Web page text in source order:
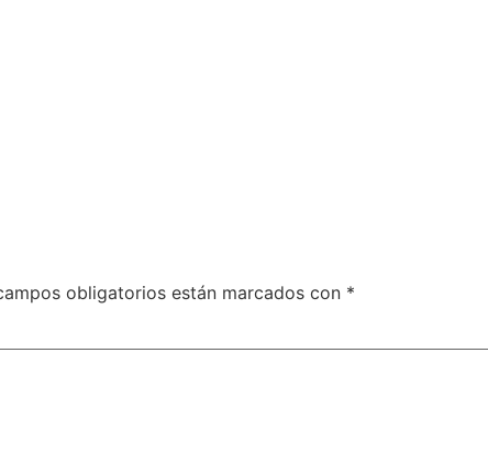
obligatorios están marcados con *